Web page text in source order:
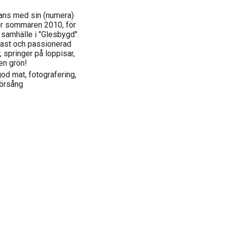
med sin (numera)
sommaren 2010, för
i "Glesbygd".
och passionerad
springer på loppisar,
grön!
mat, fotografering,